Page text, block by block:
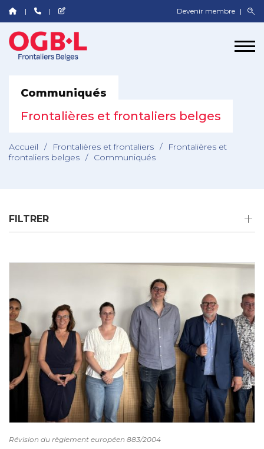
Devenir membre
Communiqués
Frontalières et frontaliers belges
Accueil / Frontalières et frontaliers /
Frontalières et
frontaliers belges / Communiqués
FILTRER
Révision du règlement européen 883/2004